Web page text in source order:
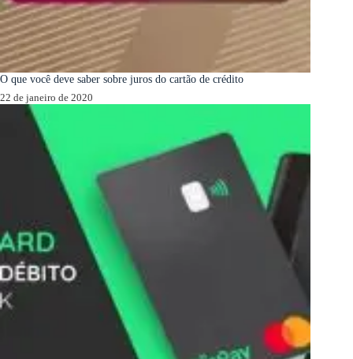
O que você deve saber sobre juros do cartão de crédito
22 de janeiro de 2020